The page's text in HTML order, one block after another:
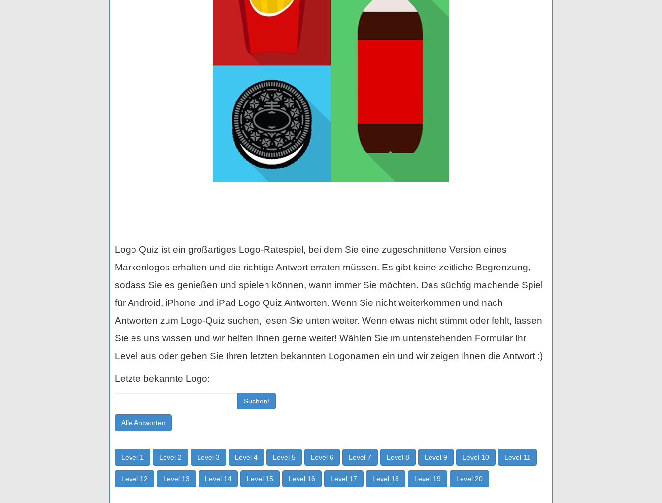
Logo Quiz ist ein großartiges Logo-Ratespiel, bei dem Sie eine zugeschnittene Version eines
Markenlogos erhalten und die richtige Antwort erraten müssen. Es gibt keine zeitliche Begrenzung,
sodass Sie es genießen und spielen können, wann immer Sie möchten. Das süchtig machende Spiel
für Android, iPhone und iPad Logo Quiz Antworten. Wenn Sie nicht weiterkommen und nach
Antworten zum Logo-Quiz suchen, lesen Sie unten weiter. Wenn etwas nicht stimmt oder fehlt, lassen
Sie es uns wissen und wir helfen Ihnen gerne weiter! Wählen Sie im untenstehenden Formular Ihr
Level aus oder geben Sie Ihren letzten bekannten Logonamen ein und wir zeigen Ihnen die Antwort :)
Letzte bekannte Logo:
Suchen!
Alle Antworten
Level 1 Level 2 Level 3 Level 4 Level 5 Level 6 Level 7 Level 8 Level 9 Level 10 Level 11
Level 12 Level 13 Level 14 Level 15 Level 16 Level 17 Level 18 Level 19 Level 20